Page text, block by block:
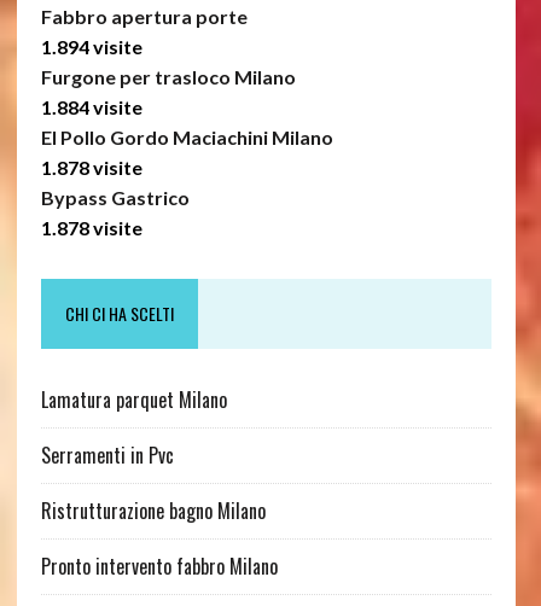
Fabbro apertura porte
1.894 visite
Furgone per trasloco Milano
1.884 visite
El Pollo Gordo Maciachini Milano
1.878 visite
Bypass Gastrico
1.878 visite
CHI CI HA SCELTI
Lamatura parquet Milano
Serramenti in Pvc
Ristrutturazione bagno Milano
Pronto intervento fabbro Milano